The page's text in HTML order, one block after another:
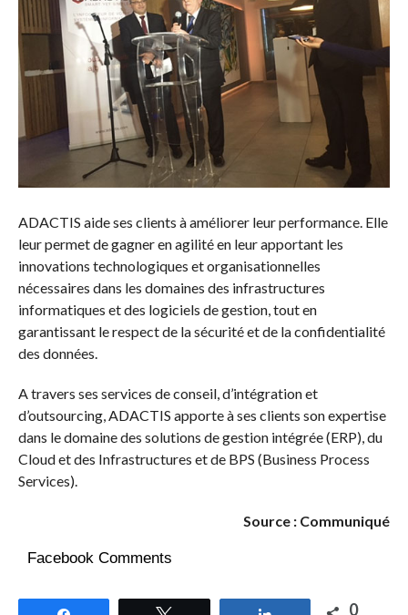
ADACTIS aide ses clients à améliorer leur performance. Elle
leur permet de gagner en agilité en leur apportant les
innovations technologiques et organisationnelles
nécessaires dans les domaines des infrastructures
informatiques et des logiciels de gestion, tout en
garantissant le respect de la sécurité et de la confidentialité
des données.
A travers ses services de conseil, d’intégration et
d’outsourcing, ADACTIS apporte à ses clients son expertise
dans le domaine des solutions de gestion intégrée (ERP), du
Cloud et des Infrastructures et de BPS (Business Process
Services).
Source : Communiqué
Facebook Comments
0